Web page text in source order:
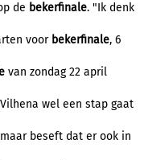
de bekerfinale. "Ik denk
voor bekerfinale, 6
van zondag 22 april
wel een stap gaat
beseft dat er ook in